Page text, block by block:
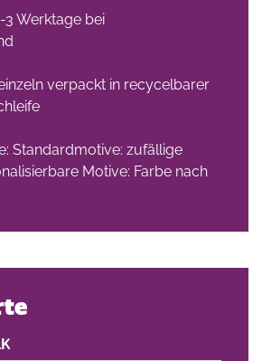
3 Werktage bei
verpackt in recycelbarer
Standardmotive: zufällige
Motive: Farbe nach